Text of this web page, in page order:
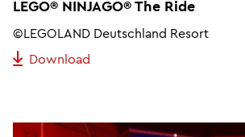
LEGO® NINJAGO® The Ride
©LEGOLAND Deutschland Resort
Download